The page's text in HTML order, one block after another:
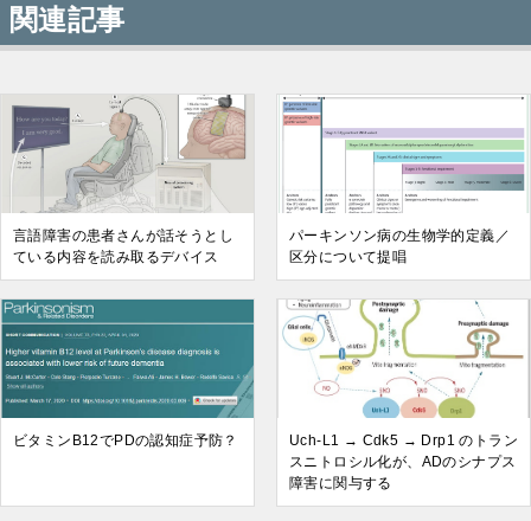
関連記事
言語障害の患者さんが話そうとし
ている内容を読み取るデバイス
パーキンソン病の生物学的定義／
区分について提唱
ビタミンB12でPDの認知症予防？
Uch-L1 → Cdk5 → Drp1 のトラン
スニトロシル化が、ADのシナプス
障害に関与する